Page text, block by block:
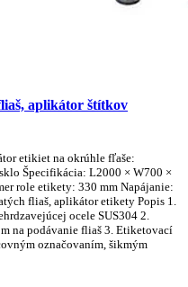
aplikátor štítkov
etikiet na okrúhle fľaše:
Špecifikácia: L2000 × W700 ×
role etikety: 330 mm Napájanie:
fliaš, aplikátor etikety Popis 1.
ocele SUS304 2.
na podávanie fliaš 3. Etiketovací
označovaním, šikmým